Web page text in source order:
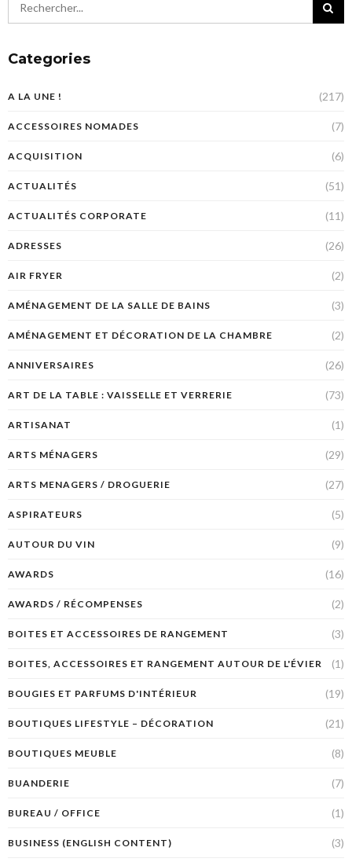
Categories
A LA UNE ! (217)
ACCESSOIRES NOMADES (7)
ACQUISITION (6)
ACTUALITÉS (51)
ACTUALITÉS CORPORATE (11)
ADRESSES (26)
AIR FRYER (2)
AMÉNAGEMENT DE LA SALLE DE BAINS (3)
AMÉNAGEMENT ET DÉCORATION DE LA CHAMBRE (2)
ANNIVERSAIRES (26)
ART DE LA TABLE : VAISSELLE ET VERRERIE (73)
ARTISANAT (1)
ARTS MÉNAGERS (29)
ARTS MENAGERS / DROGUERIE (27)
ASPIRATEURS (5)
AUTOUR DU VIN (9)
AWARDS (16)
AWARDS / RÉCOMPENSES (2)
BOITES ET ACCESSOIRES DE RANGEMENT (3)
BOITES, ACCESSOIRES ET RANGEMENT AUTOUR DE L'ÉVIER (1)
BOUGIES ET PARFUMS D'INTÉRIEUR (19)
BOUTIQUES LIFESTYLE – DÉCORATION (21)
BOUTIQUES MEUBLE (8)
BUANDERIE (7)
BUREAU / OFFICE (1)
BUSINESS (ENGLISH CONTENT) (3)